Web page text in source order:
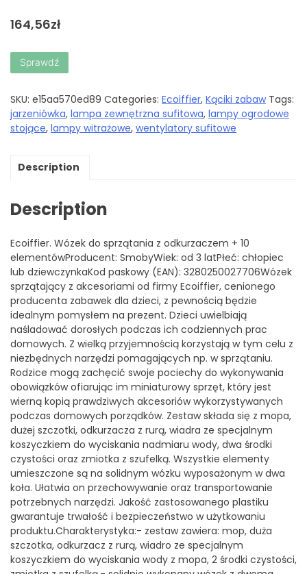
164,56zł
Sprawdź
SKU: e15aa570ed89 Categories: Ecoiffier, Kąciki zabaw Tags:
jarzeniówka, lampa zewnętrzna sufitowa, lampy ogrodowe
stojące, lampy witrażowe, wentylatory sufitowe
Description
Description
Ecoiffier. Wózek do sprzątania z odkurzaczem + 10
elementówProducent: SmobyWiek: od 3 latPłeć: chłopiec
lub dziewczynkaKod paskowy (EAN): 3280250027706Wózek
sprzątający z akcesoriami od firmy Ecoiffier, cenionego
producenta zabawek dla dzieci, z pewnością będzie
idealnym pomysłem na prezent. Dzieci uwielbiają
naśladować dorosłych podczas ich codziennych prac
domowych. Z wielką przyjemnością korzystają w tym celu z
niezbędnych narzędzi pomagających np. w sprzątaniu.
Rodzice mogą zachęcić swoje pociechy do wykonywania
obowiązków ofiarując im miniaturowy sprzęt, który jest
wierną kopią prawdziwych akcesoriów wykorzystywanych
podczas domowych porządków. Zestaw składa się z mopa,
dużej szczotki, odkurzacza z rurą, wiadra ze specjalnym
koszyczkiem do wyciskania nadmiaru wody, dwa środki
czystości oraz zmiotka z szufelką. Wszystkie elementy
umieszczone są na solidnym wózku wyposażonym w dwa
koła. Ułatwia on przechowywanie oraz transportowanie
potrzebnych narzędzi. Jakość zastosowanego plastiku
gwarantuje trwałość i bezpieczeństwo w użytkowaniu
produktu.Charakterystyka:- zestaw zawiera: mop, duża
szczotka, odkurzacz z rurą, wiadro ze specjalnym
koszyczkiem do wyciskania wody z mopa, 2 środki czystości,